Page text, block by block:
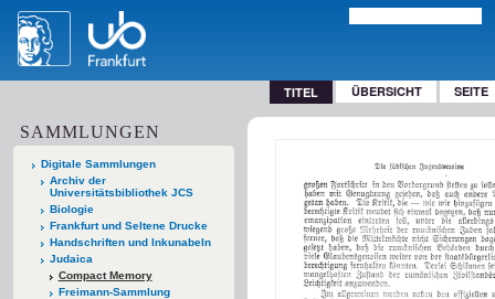
TITEL ÜBERSICHT SEITE
SAMMLUNGEN
Digitale Sammlungen
Archiv der
Universitätsbibliothek JCS
Biologie
Frankfurt und Seltene Drucke
Handschriften und Inkunabeln
Judaica
Compact Memory
Freimann-Sammlung